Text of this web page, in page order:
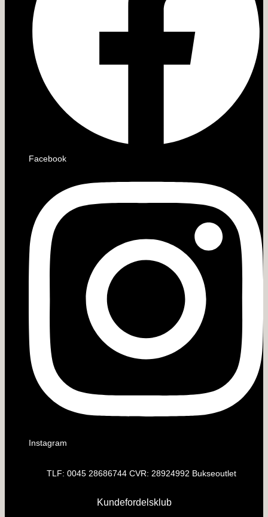
Facebook
Instagram
TLF: 0045 28686744 CVR: 28924992 Bukseoutlet
Kundefordelsklub